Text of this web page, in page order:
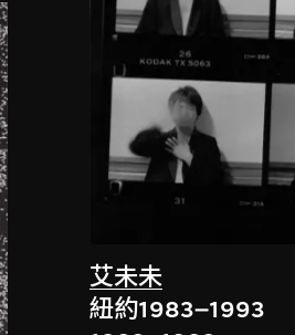
艾未未
紐約1983–1993